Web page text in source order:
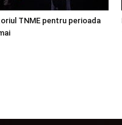
TNME pentru perioada